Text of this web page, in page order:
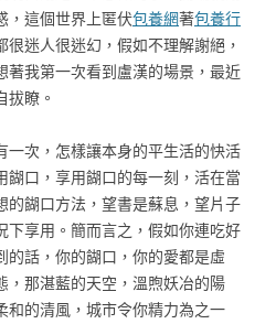
，這個世界上匿伏包養網著包養行
迷人很迷幻，假如不理解謝絕，
著我第一次看到盧漢的場景，最近
拔瞭。
次，怎樣讓本身的平生活的快活
餬口，享用餬口的每一刻，活在當
的餬口方法，望書是蘇息，望片子
下享用。簡而言之，假如你連吃好
的話，你的餬口，你的愛都是虛
，那湛藍的天空，溫煦妖冶的陽
和的清風，城市令你精力為之一